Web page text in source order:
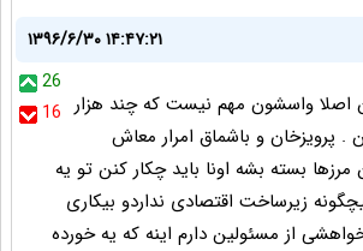
۱۳۹۶/۶/۳۰ ۱۴:۴۷:۲۱
26
16 اصلا واسشون مهم نیست که چند هزار
. پرویزخان و باشماق امرار معاش
بسته بشه اونا باید چکار کنن تو یه
زیرساخت اقتصادی نداردو بیکاری
از مسئولین دارم اینه که یه خورده